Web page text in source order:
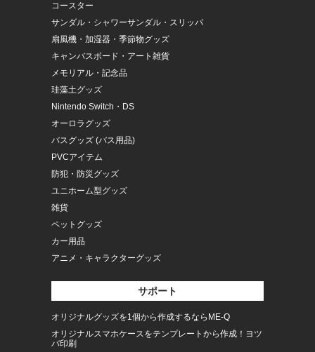
コースター
サンダル・シャワーサンダル・スリッパ
扇風機・加湿器・季節物グッズ
キャンバスボード・アート雑貨
メモリアル・記念品
珪藻土グッズ
Nintendo Switch・DS
オーロラグッズ
バスグッズ (バス用品)
PVCアイテム
防犯・防災グッズ
ユニホーム型グッズ
雑貨
ペットグッズ
カー用品
アニメ・キャラクターグッズ
サポート
オリジナルグッズを1個から作成するならME-Q
オリジナルスマホケースをテンプレートから作成！ヨツ
バ印刷